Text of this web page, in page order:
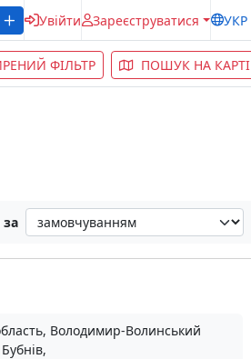
Увійти Зареєструватися УКР
ФІЛЬТР ПОШУК НА КАРТІ
Володимир-Волинський